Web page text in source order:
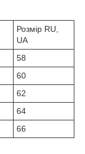
Розмір RU,
UA
58
60
62
64
66